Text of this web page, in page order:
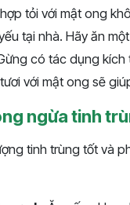
tỏi với mật ong
tại nhà. Hãy ăn
có tác dụng kích
với mật ong sẽ
ngừa tinh
tinh trùng tốt và